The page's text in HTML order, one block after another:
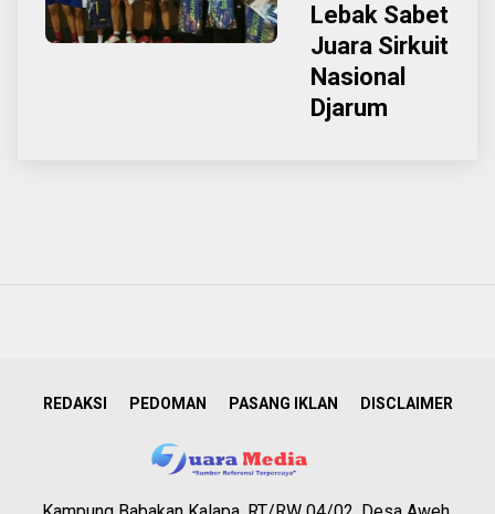
Lebak Sabet
Juara Sirkuit
Nasional
Djarum
REDAKSI PEDOMAN PASANG IKLAN DISCLAIMER